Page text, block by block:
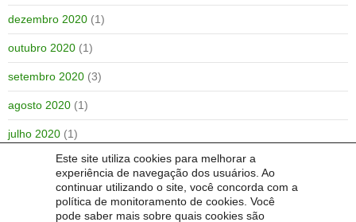
Este site utiliza cookies para melhorar a
experiência de navegação dos usuários. Ao
continuar utilizando o site, você concorda com a
política de monitoramento de cookies. Você
pode saber mais sobre quais cookies são
dezembro 2020 (1)
outubro 2020 (1)
setembro 2020 (3)
agosto 2020 (1)
julho 2020 (1)
outubro 2019(1)
julho 2019(1)